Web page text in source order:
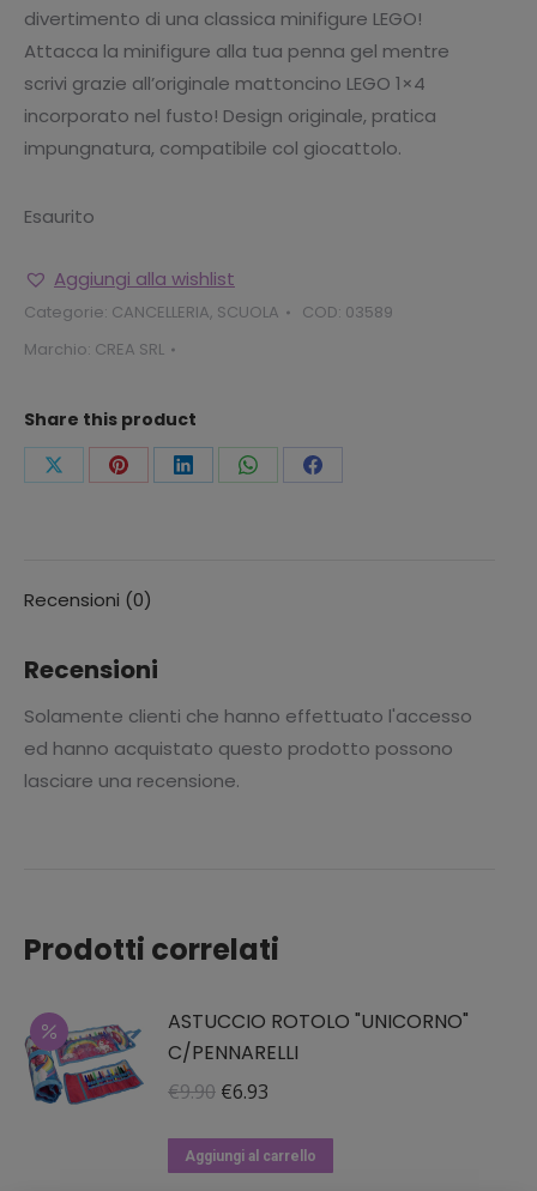
divertimento di una classica minifigure LEGO!
Attacca la minifigure alla tua penna gel mentre
scrivi grazie all’originale mattoncino LEGO 1×4
incorporato nel fusto! Design originale, pratica
impungnatura, compatibile col giocattolo.
Esaurito
Aggiungi alla wishlist
Categorie: CANCELLERIA, SCUOLA COD: 03589
Marchio: CREA SRL
Share this product
CondividiCondividiCondividiCondividiCondividi
Recensioni (0)
Recensioni
Solamente clienti che hanno effettuato l'accesso
ed hanno acquistato questo prodotto possono
lasciare una recensione.
Prodotti correlati
ASTUCCIO ROTOLO "UNICORNO"
C/PENNARELLI
€9.90 Il
originale
€6.93
attuale
Aggiungi al carrello